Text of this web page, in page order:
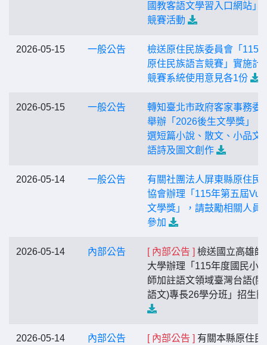
國教客語文學習入口網站」
競賽活動
2026-05-15 一般公告
檢送原住民族委員會「115
原住民族語言競賽」實施計
競賽系統使用意見各1份
2026-05-15 一般公告
轉知臺北市政府客家事務委
舉辦「2026後生文學獎」，
選短篇小說、散文、小品文
語詩及圖文創作
2026-05-14 一般公告
有關社團法人屏東縣原住民
協會辦理「115年第五屆
文學獎」，請鼓勵相關人員
參加
2026-05-14 內部公告 [ 內部公告 ] 檢送國立高雄師
大學辦理「115年度國民小
師加註語文領域臺灣台語(閩
語文)專長26學分班」招生
2026-05-14 內部公告 [ 內部公告 ] 有關本縣原住民